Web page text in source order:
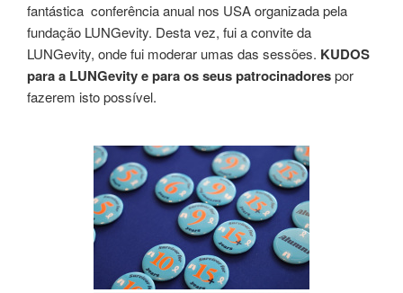
fantástica conferência anual nos USA organizada pela
fundação LUNGevity. Desta vez, fui a convite da
LUNGevity, onde fui moderar umas das sessões. KUDOS
para a LUNGevity e para os seus patrocinadorespor
fazerem isto possível.